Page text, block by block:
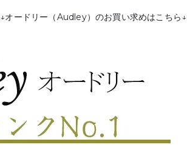
↓オードリー（Audley）のお買い求めはこちら↓